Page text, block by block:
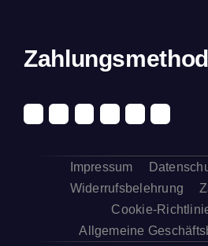
Impressum
Widerrufsbelehrung
Cookie-
Allgemeine